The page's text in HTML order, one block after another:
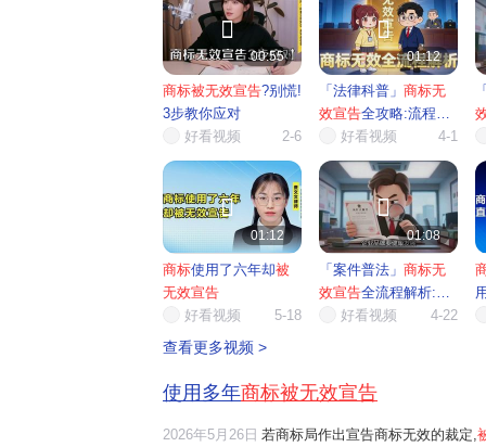
出"宣告无效"申请。可能的
很多:比如商标和别人的太像
似)、抢注了他人有一定影响
标、用了不能注册的标志(比
旗国徽)、或者是恶意注册等。
到"无效宣告通知书"怎么办?
步:先冷静!别觉得"完了,我的
没了!"其实这只是程序上的"
只要应对得当,完全有机会保
标! 1 **仔细看通知内容** 无效宣
告的理由是什么?(比如"违反
条款""缺乏显著性""近似商标
突"等) 对方是谁?有没有提供证
据?(比如别人的商标注册证
证据等) 截止答辩时间(一般是收到
备答辩** 这是最关键的一步!根据
对方的理由,准备反驳材料,证

00:55
商标被无效宣告?别慌!
3步教你应对
好看视频
2-6

01:12
「法律科普」 商标无
效宣告全攻略:流程、
理由...好看视频 4-1

01:12
商标使用了六年却被
无效宣告
好看视频
5-18

01:08
「案件普法」 商标无
效宣告全流程解析:从
申请...好看视频 4-22
查看更多视频 >
使用多年商标被无效宣告
2026年5月26日 若商标局作出宣告商标无效的裁定,